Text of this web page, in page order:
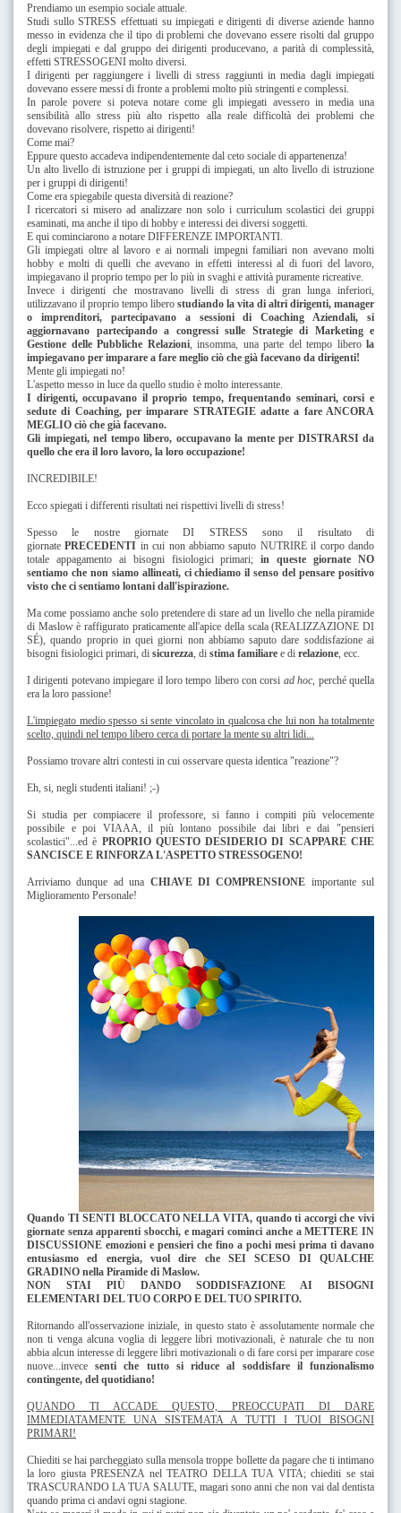
Prendiamo un esempio sociale attuale.
Studi sullo STRESS effettuati su impiegati e dirigenti di diverse aziende hanno
messo in evidenza che il tipo di problemi che dovevano essere risolti dal gruppo
degli impiegati e dal gruppo dei dirigenti producevano, a parità di complessità,
effetti STRESSOGENI molto diversi.
I dirigenti per raggiungere i livelli di stress raggiunti in media dagli impiegati
dovevano essere messi di fronte a problemi molto più stringenti e complessi.
In parole povere si poteva notare come gli impiegati avessero in media una
sensibilità allo stress più alto rispetto alla reale difficoltà dei problemi che
dovevano risolvere, rispetto ai dirigenti!
Come mai?
Eppure questo accadeva indipendentemente dal ceto sociale di appartenenza!
Un alto livello di istruzione per i gruppi di impiegati,un alto livello di istruzione
per i gruppi di dirigenti!
Come era spiegabile questa diversità di reazione?
I ricercatori si misero ad analizzare non solo i curriculum scolastici dei gruppi
esaminati, ma anche il tipo di hobby e interessi dei diversi soggetti.
E qui cominciarono a notare DIFFERENZE IMPORTANTI.
Gli impiegati oltre al lavoro e ai normali impegni familiari non avevano molti
hobby e molti di quelli che avevano in effetti interessi al di fuori del lavoro,
impiegavano il proprio tempo per lo più in svaghi e attività puramente ricreative.
Invece i dirigenti che mostravano livelli di stress di gran lunga inferiori,
utilizzavano il proprio tempo libero studiando la vita di altri dirigenti, manager
o imprenditori, partecipavano a sessioni di Coaching Aziendali, si
aggiornavano partecipando a congressi sulle Strategie di Marketing e
Gestione delle Pubbliche Relazioni, insomma, una parte del tempo libero la
impiegavano per imparare a fare meglio ciò che già facevano da dirigenti!
Mente gli impiegati no!
L'aspetto messo in luce da quello studio è molto interessante.
I dirigenti, occupavano il proprio tempo, frequentando seminari, corsi e
sedute di Coaching, per imparare STRATEGIE adatte a fare ANCORA
MEGLIO ciò che già facevano.
Gli impiegati, nel tempo libero, occupavano la mente per DISTRARSI da
quello che era il loro lavoro, la loro occupazione!
INCREDIBILE!
Ecco spiegati i differenti risultati nei rispettivi livelli di stress!
Spesso le nostre giornate DI STRESS sono il risultato di
giornatePRECEDENTI in cui non abbiamo saputo NUTRIRE il corpo dando
totale appagamento ai bisogni fisiologici primari; in queste giornate NO
sentiamo che non siamo allineati, ci chiediamo il senso del pensare positivo
visto che ci sentiamo lontani dall'ispirazione.
Ma come possiamo anche solo pretendere di stare ad un livello che nella piramide
di Maslow è raffigurato praticamente all'apice della scala (REALIZZAZIONE DI
SÉ), quando proprio in quei giorni non abbiamo saputo dare soddisfazione ai
bisogni fisiologici primari, di sicurezza, di stima familiare e di relazione, ecc.
I dirigenti potevano impiegare il loro tempo libero con corsi ad hoc, perché quella
era la loro passione!
L'impiegato medio spesso si sente vincolato in qualcosa che lui non ha totalmente
scelto, quindi nel tempo libero cerca di portare la mente su altri lidi...
Possiamo trovare altri contesti in cui osservare questa identica "reazione"?
Eh, si, negli studenti italiani! ;-)
Si studia per compiacere il professore, si fanno i compiti più velocemente
possibile e poi VIAAA, il più lontano possibile dai libri e dai "pensieri
scolastici"...ed è PROPRIO QUESTO DESIDERIO DI SCAPPARE CHE
SANCISCE E RINFORZA L'ASPETTO STRESSOGENO!
Arriviamo dunque ad una CHIAVE DI COMPRENSIONE importante sul
Miglioramento Personale!
Quando TI SENTI BLOCCATO NELLA VITA, quando ti accorgi che vivi
giornate senza apparenti sbocchi, e magari cominci anche a METTERE IN
DISCUSSIONE emozioni e pensieri che fino a pochi mesi prima ti davano
entusiasmo ed energia, vuol dire che SEI SCESO DI QUALCHE
GRADINO nella Piramide di Maslow.
NON STAI PIÙ DANDO SODDISFAZIONE AI BISOGNI
ELEMENTARI DEL TUO CORPO E DEL TUO SPIRITO.
Ritornando all'osservazione iniziale, in questo stato è assolutamente normale che
non ti venga alcuna voglia di leggere libri motivazionali, è naturale che tu non
abbia alcun interesse di leggere libri motivazionali o di fare corsi per imparare cose
nuove...invecesenti che tutto si riduce al soddisfare il funzionalismo
contingente, del quotidiano!
QUANDO TI ACCADE QUESTO, PREOCCUPATI DI DARE
IMMEDIATAMENTE UNA SISTEMATA A TUTTI I TUOI BISOGNI
PRIMARI!
Chiediti se hai parcheggiato sulla mensola troppe bollette da pagare che ti intimano
la loro giusta PRESENZA nel TEATRO DELLA TUA VITA; chiediti se stai
TRASCURANDO LA TUA SALUTE, magari sono anni che non vai dal dentista
quando prima ci andavi ogni stagione.